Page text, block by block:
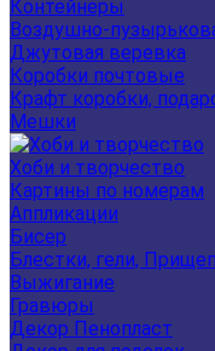
Контейнеры
Воздушно-
Джутовая веревка
Коробки почтовые
Крафт коробки,
Мешки
Хоби и творчество
Картины по номерам
Аппликации
Бисер
Блестки, гели,
Выжигание
Гравюры
Декор Пенопласт